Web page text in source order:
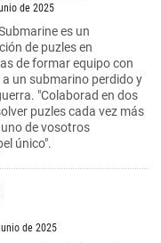
de 2025
es un
de puzles en
de formar equipo con
un submarino perdido y
"Colaborad en dos
puzles cada vez más
de vosotros
único".
de 2025